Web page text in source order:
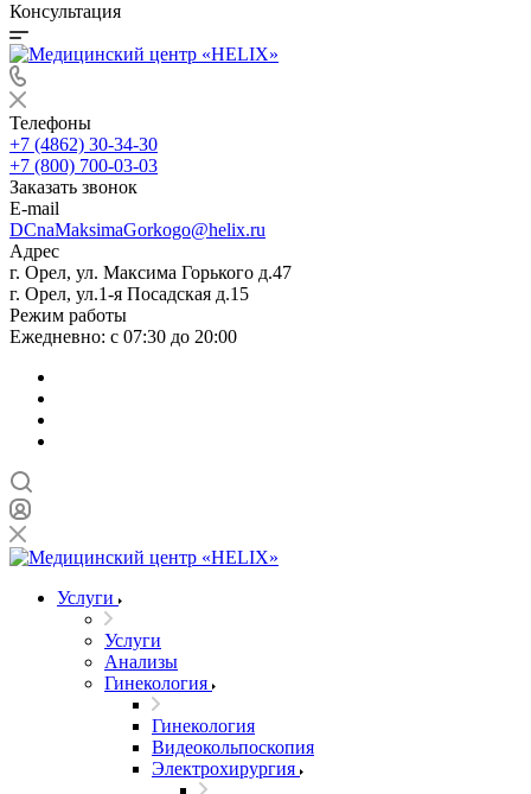
Консультация
Телефоны
+7 (4862) 30-34-30
+7 (800) 700-03-03
Заказать звонок
E-mail
DCnaMaksimaGorkogo@helix.ru
Адрес
г. Орел, ул. Максима Горького д.47
г. Орел, ул.1-я Посадская д.15
Режим работы
Ежедневно: с 07:30 до 20:00
Услуги
Услуги
Анализы
Гинекология
Гинекология
Видеокольпоскопия
Электрохирургия